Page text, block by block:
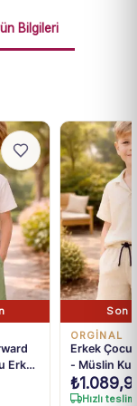
Bilgileri
Son
ORGINAL
Erkek
- Müslin
Takım
₺
Hızlı